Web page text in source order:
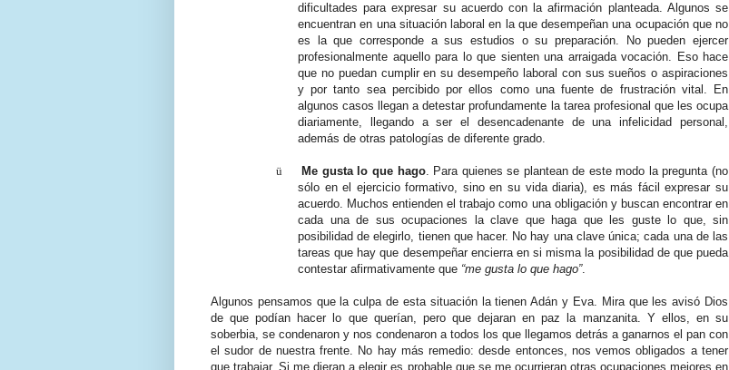
dificultades para expresar su acuerdo con la afirmación planteada. Algunos se
encuentran en una situación laboral en la que desempeñan una ocupación que no
es la que corresponde a sus estudios o su preparación. No pueden ejercer
profesionalmente aquello para lo que sienten una arraigada vocación. Eso hace
que no puedan cumplir en su desempeño laboral con sus sueños o aspiraciones
y por tanto sea percibido por ellos como una fuente de frustración vital. En
algunos casos llegan a detestar profundamente la tarea profesional que les ocupa
diariamente, llegando a ser el desencadenante de una infelicidad personal,
además de otras patologías de diferente grado.
ü Me gusta lo que hago. Para quienes se plantean de este modo la pregunta (no
sólo en el ejercicio formativo, sino en su vida diaria), es más fácil expresar su
acuerdo. Muchos entienden el trabajo como una obligación y buscan encontrar en
cada una de sus ocupaciones la clave que haga que les guste lo que, sin
posibilidad de elegirlo, tienen que hacer. No hay una clave única; cada una de las
tareas que hay que desempeñar encierra en si misma la posibilidad de que pueda
contestar afirmativamente que “me gusta lo que hago”.
Algunos pensamos que la culpa de esta situación la tienen Adán y Eva. Mira que les avisó Dios
de que podían hacer lo que querían, pero que dejaran en paz la manzanita. Y ellos, en su
soberbia, se condenaron y nos condenaron a todos los que llegamos detrás a ganarnos el pan con
el sudor de nuestra frente. No hay más remedio: desde entonces, nos vemos obligados a tener
que trabajar. Si me dieran a elegir es probable que se me ocurrieran otras ocupaciones mejores en